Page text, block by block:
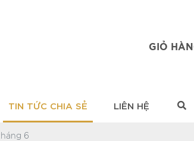
GIỎ
TIN TỨC CHIA SẺ LIÊN HỆ
6